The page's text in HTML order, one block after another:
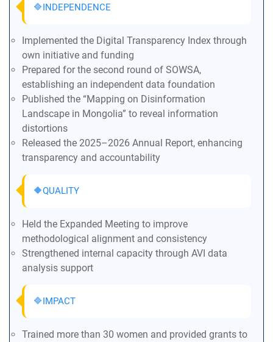
🔷INDEPENDENCE
Implemented the Digital Transparency Index through
own initiative and funding
Prepared for the second round of SOWSA,
establishing an independent data foundation
Published the “Mapping on Disinformation
Landscape in Mongolia” to reveal information
distortions
Released the 2025–2026 Annual Report, enhancing
transparency and accountability
🔶QUALITY
Held the Expanded Meeting to improve
methodological alignment and consistency
Strengthened internal capacity through AVI data
analysis support
🔷IMPACT
Trained more than 30 women and provided grants to